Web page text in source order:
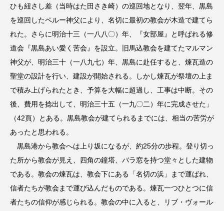
ひも紐さし差（当時はた田さき崎）の巡回地となり、翌年、黒島
を巡回したペルー神父により、名切に最初の教会が木造で建てら
れた。さらに明治十三（一八八〇）年、『女部屋』と呼ばれる修
道会『黒島あい愛く苦会』を設立。旧馬込教会を建てたマルマン
神父が、明治三十（一八九七）年、黒島に赴任すると、煉瓦造の
聖堂の設計を行い、建設が開始される。しかし煉瓦が祭壇の上ま
で積み上げられたとき、予算を大幅に超過し、工事は中断。その
後、費用を捻出して、明治三十五（一九〇二）年に完成させた」
（42頁）とある。黒島教会が建てられるまでには、相当の苦労が
あったと思われる。
黒島港から教会へは上り坂になるが、約25分の歩程。登り切っ
た所から教会が見え、四角の鐘塔、バラ窓を持つ堂々とした建物
である。教会の煉瓦は、教会下にある「名切の浜」まで運ばれ、
信者たちが教会まで運び込んだものである。煉瓦一つひとつに信
者たちの信仰が感じられる。教会の中に入ると、リブ・ヴォール